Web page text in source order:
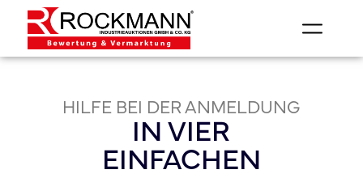
HILFE BEI DER ANMELDUNG
IN VIER
EINFACHEN